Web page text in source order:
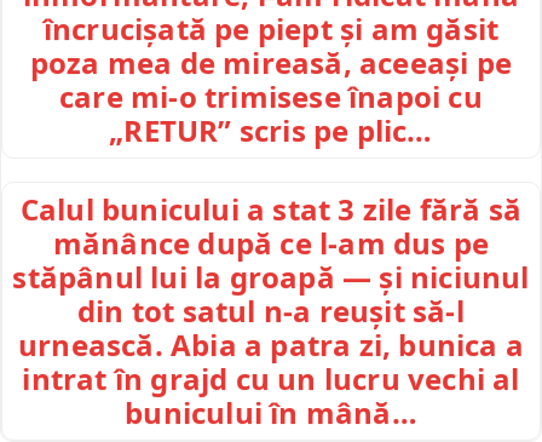
încrucișată pe piept și am găsit
poza mea de mireasă, aceeași pe
care mi-o trimisese înapoi cu
„RETUR” scris pe plic…
Calul bunicului a stat 3 zile fără să
mănânce după ce l-am dus pe
stăpânul lui la groapă — și niciunul
din tot satul n-a reușit să-l
urnească. Abia a patra zi, bunica a
intrat în grajd cu un lucru vechi al
bunicului în mână…